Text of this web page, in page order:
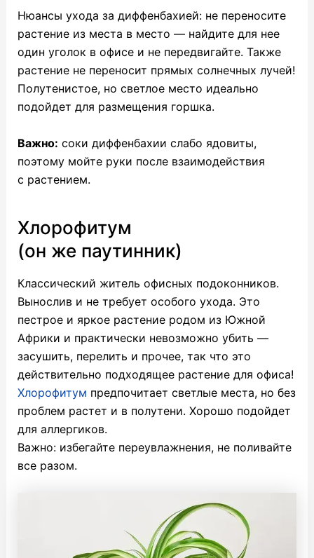
Нюансы ухода за диффенбахией: не переносите
растение из места в место — найдите для нее
один уголок в офисе и не передвигайте. Также
растение не переносит прямых солнечных лучей!
Полутенистое, но светлое место идеально
подойдет для размещения горшка.
Важно: соки диффенбахии слабо ядовиты,
поэтому мойте руки после взаимодействия
с растением.
Хлорофитум
(он же паутинник)
Классический житель офисных подоконников.
Вынослив и не требует особого ухода. Это
пестрое и яркое растение родом из Южной
Африки и практически невозможно убить —
засушить, перелить и прочее, так что это
действительно подходящее растение для офиса!
Хлорофитум предпочитает светлые места, но без
проблем растет и в полутени. Хорошо подойдет
для аллергиков.
Важно: избегайте переувлажнения, не поливайте
все разом.